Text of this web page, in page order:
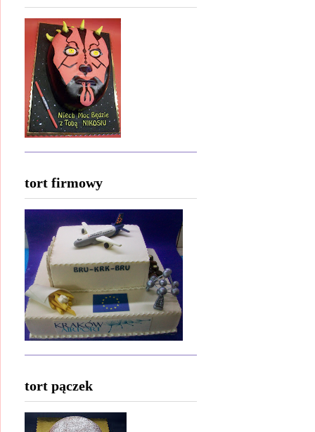
tort firmowy
tort pączek